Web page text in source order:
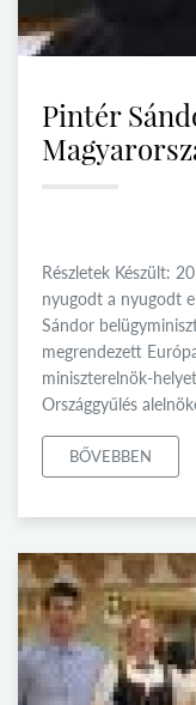
Pintér
Részletek Készült:
nyugodt a nyugodt
Sándor
megrendezett
miniszterelnök-
Országgyűlés
BŐVEBBEN